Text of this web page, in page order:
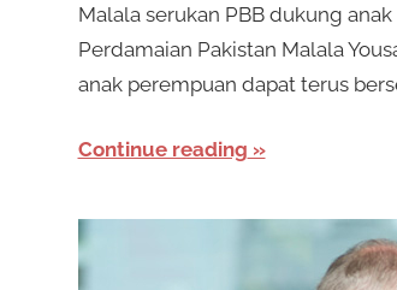
Malala serukan PBB dukung
Perdamaian Pakistan Malala
anak perempuan dapat terus
Continue reading